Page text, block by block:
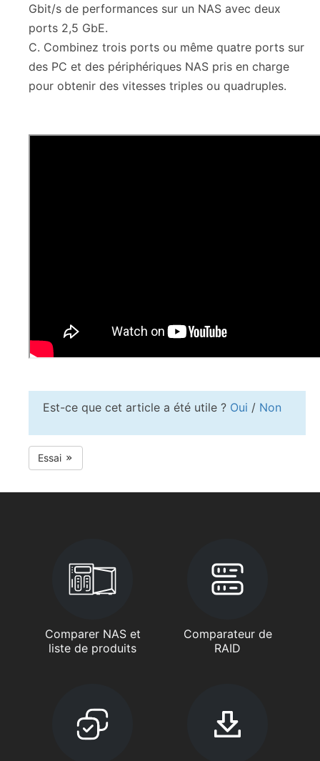
Gbit/s de performances sur un NAS avec deux
ports 2,5 GbE.
C. Combinez trois ports ou même quatre ports sur
des PC et des périphériques NAS pris en charge
pour obtenir des vitesses triples ou quadruples.
Est-ce que cet article a été utile ? Oui / Non
Essai
Comparer NAS et
liste de produits
Comparateur de
RAID